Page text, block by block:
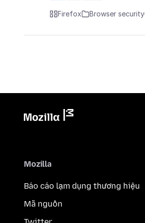
Firefox Browser security
Mozilla
Báo cáo lạm dụng thương hiệu
Mã nguồn